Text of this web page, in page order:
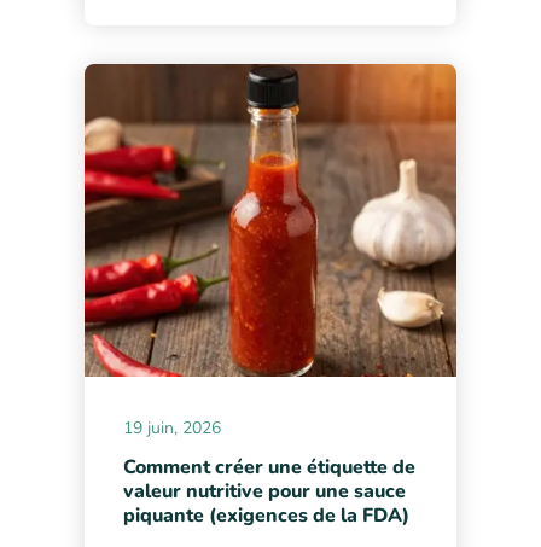
19 juin, 2026
Comment créer une étiquette de
valeur nutritive pour une sauce
piquante (exigences de la FDA)